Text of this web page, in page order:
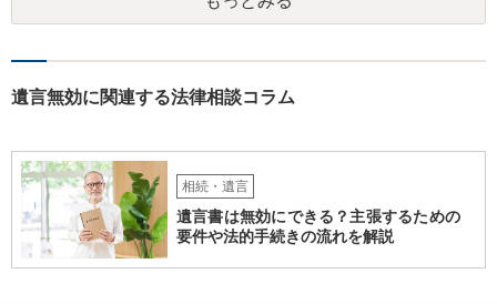
とも言えないのですが、遺言内容との関わりもあると思いますので、
弁護士に事情等を説明して個別に相談した方がよいように思います。
遺言無効に関連する法律相談コラム
相続・遺言
遺言書は無効にできる？主張するための
要件や法的手続きの流れを解説